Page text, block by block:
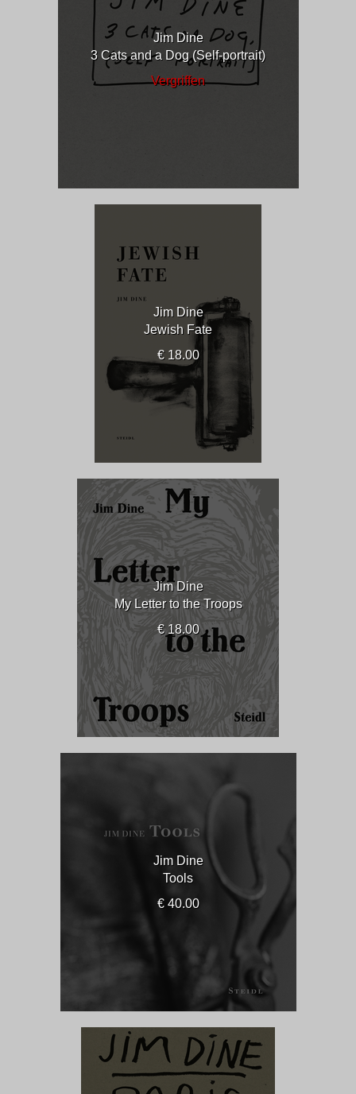
Jim Dine
3 Cats and a Dog (Self-portrait)
Vergriffen
Jim Dine
Jewish Fate
€ 18.00
Jim Dine
My Letter to the Troops
€ 18.00
Jim Dine
Tools
€ 40.00